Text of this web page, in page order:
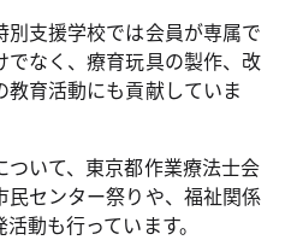
支援学校では会員が専属で
なく、療育玩具の製作、改
育活動にも貢献していま
いて、東京都作業療法士会
センター祭りや、福祉関係
動も行っています。